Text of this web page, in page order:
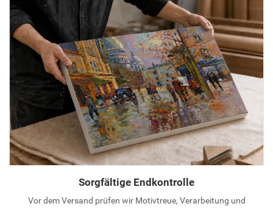
Sorgfältige Endkontrolle
Vor dem Versand prüfen wir Motivtreue, Verarbeitung und